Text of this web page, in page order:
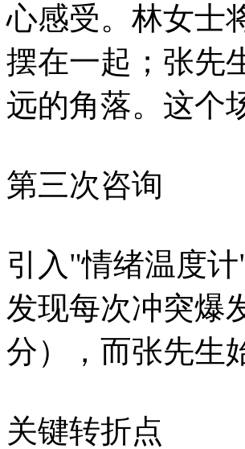
心感受。林女士
摆在一起；张先
远的角落。这个
第三次咨询
引入"情绪温度
发现每次冲突爆
分），而张先生
关键转折点